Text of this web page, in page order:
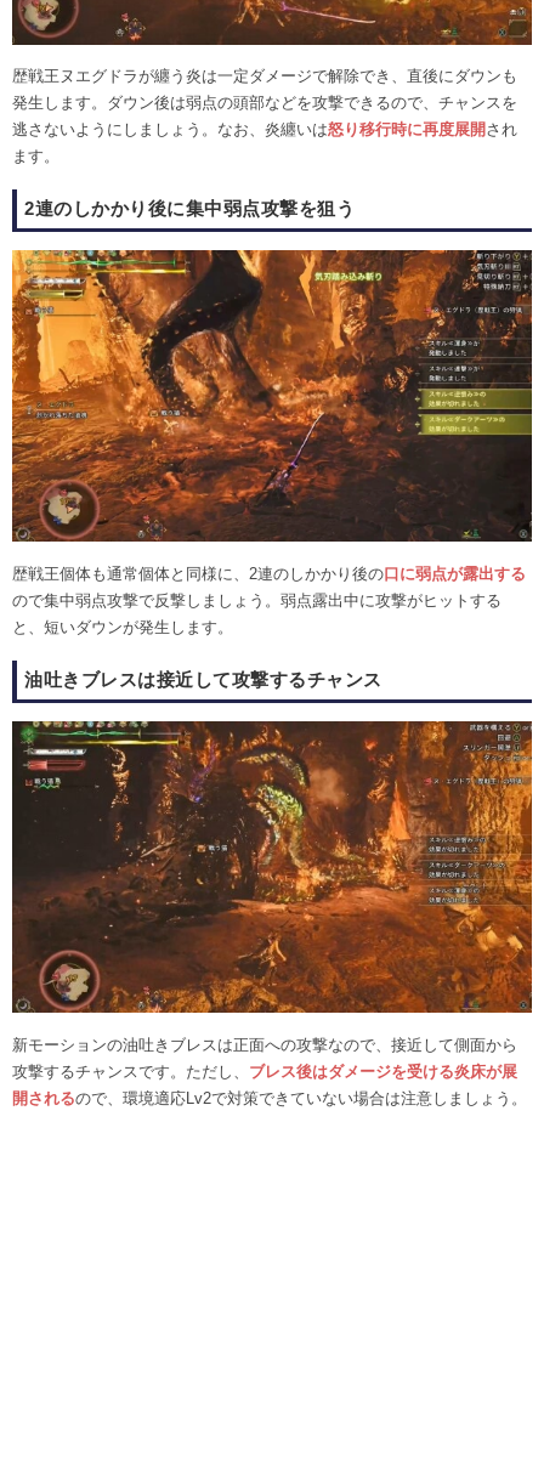
歴戦王ヌエグドラが纏う炎は一定ダメージで解除でき、直後にダウンも
発生します。ダウン後は弱点の頭部などを攻撃できるので、チャンスを
逃さないようにしましょう。なお、炎纏いは怒り移行時に再度展開 され
ます。
2連のしかかり後に集中弱点攻撃を狙う
歴戦王個体も通常個体と同様に、2連のしかかり後の口に弱点が露出する
ので集中弱点攻撃で反撃しましょう。弱点露出中に攻撃がヒットする
と、短いダウンが発生します。
油吐きブレスは接近して攻撃するチャンス
新モーションの油吐きブレスは正面への攻撃なので、接近して側面から
攻撃するチャンスです。ただし、 ブレス後はダメージを受ける炎床が展
開されるので、環境適応Lv2で対策できていない場合は注意しましょう。